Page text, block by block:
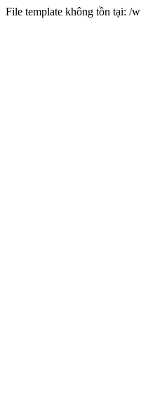
File template không tồn tại: /